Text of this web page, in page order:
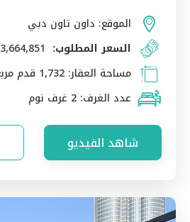
الموقع: داون تاون دبي
السعر المطلوب: 3,664,851 دولار امريكي
مساحة العقار: 1,732 قدم مربع
عدد الغرف: 2 غرف نوم
شاهد الفيديو